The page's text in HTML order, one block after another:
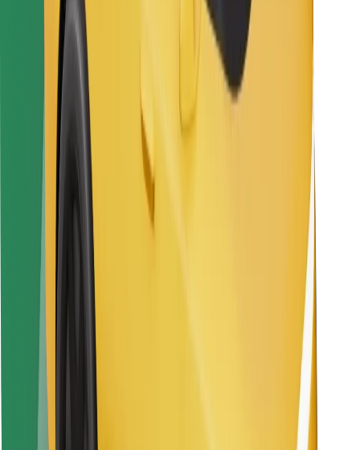
Vairuotojams
Kurjeriams
„Bolt Food“
Automobilių nuomos įmonių savininkams
Restoranams
„Bolt for Business“
Paslaugų teikėjai
Sąlygos
Slapukai
Saugumas
Atsisiųsti programėlę „Bolt“
Raskite savo mėgstamą maistą!